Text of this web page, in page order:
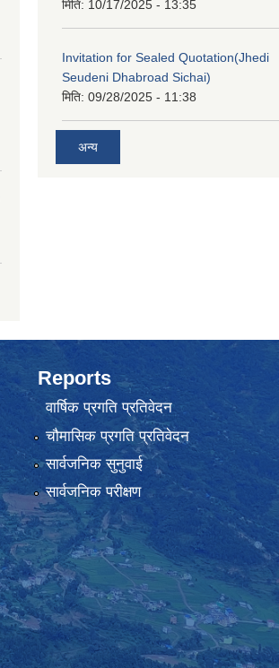
मिति: 10/17/2025 - 13:35
Invitation for Sealed Quotation(Jhedi
Seudeni Dhabroad Sichai)
मिति: 09/28/2025 - 11:38
अन्य
Reports
वार्षिक प्रगति प्रतिवेदन
चौमासिक प्रगति प्रतिवेदन
सार्वजनिक सुनुवाई
सार्वजनिक परीक्षण